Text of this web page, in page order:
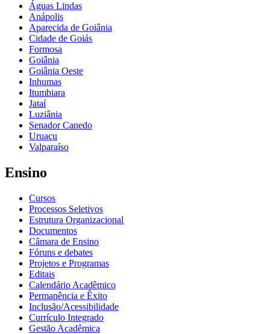
Águas Lindas
Anápolis
Aparecida de Goiânia
Cidade de Goiás
Formosa
Goiânia
Goiânia Oeste
Inhumas
Itumbiara
Jataí
Luziânia
Senador Canedo
Uruaçu
Valparaíso
Ensino
Cursos
Processos Seletivos
Estrutura Organizacional
Documentos
Câmara de Ensino
Fóruns e debates
Projetos e Programas
Editais
Calendário Acadêmico
Permanência e Êxito
Inclusão/Acessibilidade
Currículo Integrado
Gestão Acadêmica